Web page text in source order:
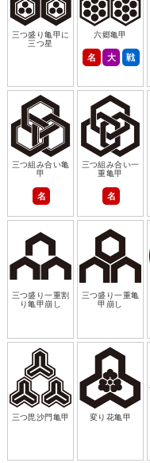
三つ盛り亀甲に
三つ星
六郷亀甲
名 大 戦
三つ組み合い亀
甲
名
三つ組み合い一
重亀甲
名
三つ盛り一重割
り亀甲崩し
三つ盛り一重亀
甲崩し
三つ毘沙門亀甲 変り花亀甲